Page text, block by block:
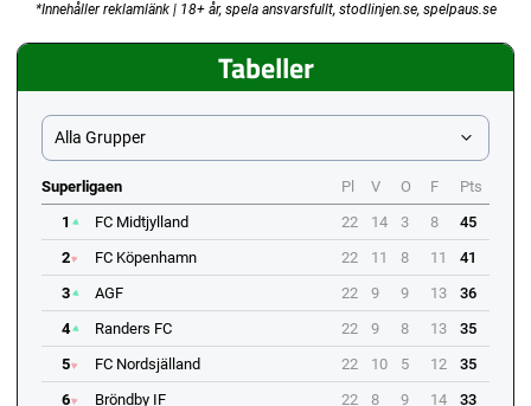
*Innehåller reklamlänk | 18+ år, spela ansvarsfullt, stodlinjen.se, spelpaus.se
Tabeller
Alla Grupper
Superligaen Pl V O F
Pts
1
FC Midtjylland 22 14 3 8
45
2
FC Köpenhamn 22 11 8 11
41
3
AGF 22 9 9 13
36
4
Randers FC 22 9 8 13
35
5
FC Nordsjälland 22 10 5 12
35
6
Bröndby IF 22 8 9 14
33